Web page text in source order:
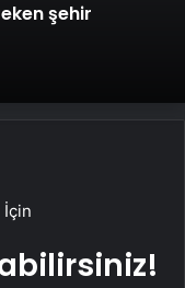
şehir
İçin